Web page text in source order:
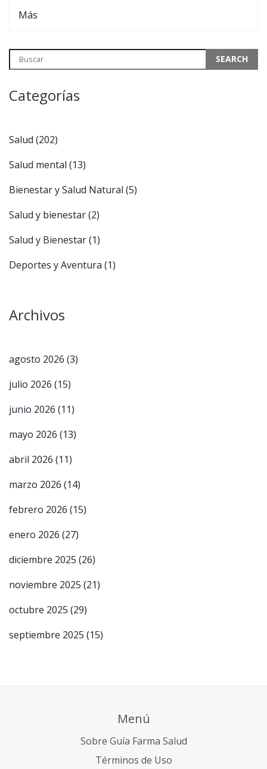
Más
Categorías
Salud (202)
Salud mental (13)
Bienestar y Salud Natural (5)
Salud y bienestar(2)
Salud y Bienestar(1)
Deportes y Aventura (1)
Archivos
agosto 2026 (3)
julio 2026 (15)
junio 2026 (11)
mayo 2026 (13)
abril 2026 (11)
marzo 2026 (14)
febrero 2026 (15)
enero 2026 (27)
diciembre 2025 (26)
noviembre 2025 (21)
octubre 2025 (29)
septiembre 2025 (15)
Menú
Sobre Guía Farma Salud
Términos de Uso